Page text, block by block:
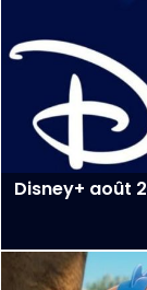
Disney+ août